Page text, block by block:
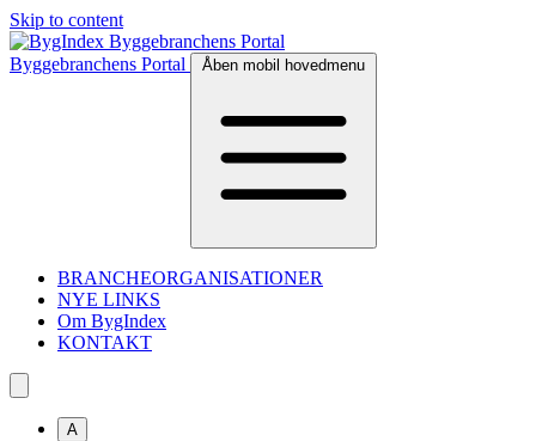
Skip to content
Byggebranchens Portal Åben mobil hovedmenu
BRANCHEORGANISATIONER
NYE LINKS
Om BygIndex
KONTAKT
A